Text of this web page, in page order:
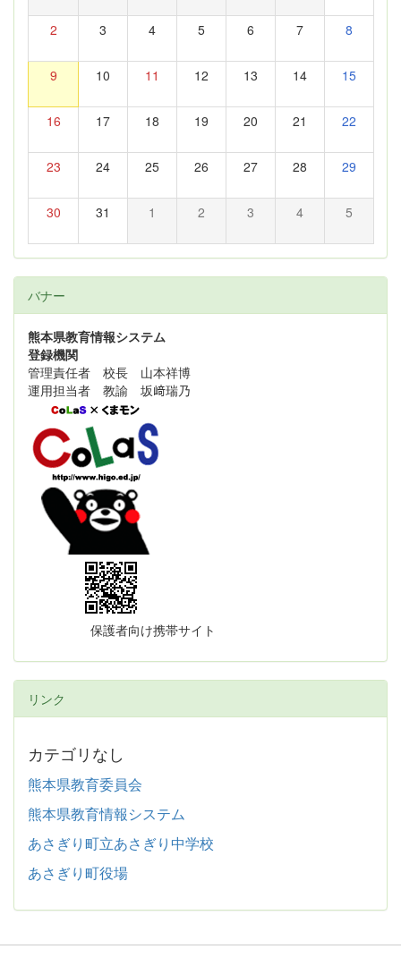
2 3 4 5 6 7 8
9 10 11 12 13 14 15
16 17 18 19 20 21 22
23 24 25 26 27 28 29
30 31 1 2 3 4 5
バナー
熊本県教育情報システム
登録機関
管理責任者 校長 山本祥博
運用担当者 教諭 坂﨑瑞乃
保護者向け携帯サイト
リンク
カテゴリなし
熊本県教育委員会
熊本県教育情報システム
あさぎり町立あさぎり中学校
あさぎり町役場